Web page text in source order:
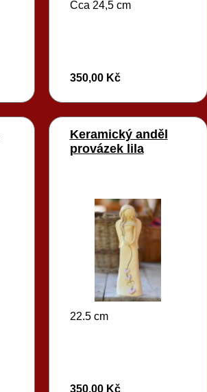
Cca 24,5 cm
350,00 Kč
Keramický anděl
provázek lila
22.5 cm
350,00 Kč